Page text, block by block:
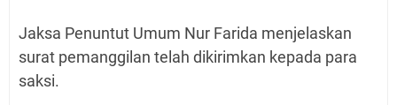
Jaksa Penuntut Umum Nur Farida menjelaskan
surat pemanggilan telah dikirimkan kepada para
saksi.